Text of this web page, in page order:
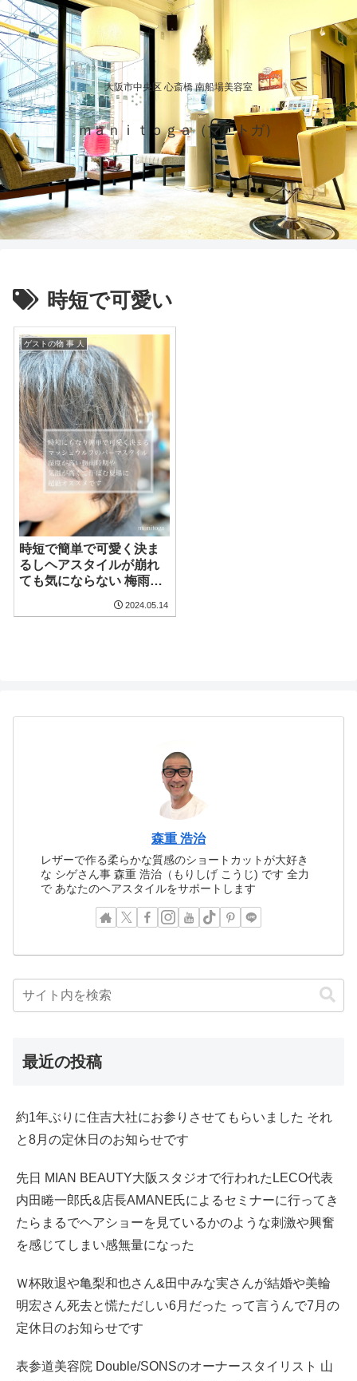
大阪市中央区 心斎橋 南船場美容室
ｍａｎｉｔｏｇａ（マニトガ）
時短で可愛い
ゲストの物 事 人
時短で簡単で可愛く決ま
るしヘアスタイルが崩れ
ても気にならない 梅雨時
フのパーマスタイル 超絶
2024.05.14
森重 浩治
レザーで作る柔らかな質感のショートカットが大好き
な シゲさん事 森重 浩治（もりしげ こうじ) です 全力
で あなたのヘアスタイルをサポートします
最近の投稿
約1年ぶりに住吉大社にお参りさせてもらいました それ
と8月の定休日のお知らせです
先日 MIAN BEAUTY大阪スタジオで行われたLECO代表
内田睠一郎氏&店長AMANE氏によるセミナーに行ってき
たらまるでヘアショーを見ているかのような刺激や興奮
を感じてしまい感無量になった
Ｗ杯敗退や亀梨和也さん&田中みな実さんが結婚や美輪
明宏さん死去と慌ただしい6月だった って言うんで7月の
定休日のお知らせです
表参道美容院 Double/SONSのオーナースタイリスト 山